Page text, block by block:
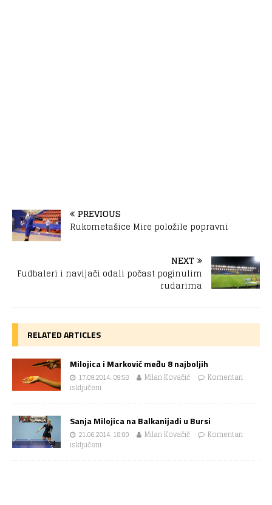
PREVIOUS
Rukometašice Mire položile popravni
NEXT
Fudbaleri i navijači odali počast poginulim
rudarima
RELATED ARTICLES
Milojica i Marković među 8 najboljih
17.09.2014. 09:58 Milan Kovačić
Komentari
isključeni
Sanja Milojica na Balkanijadi u Bursi
21.06.2014. 18:00 Milan Kovačić
Komentari
isključeni